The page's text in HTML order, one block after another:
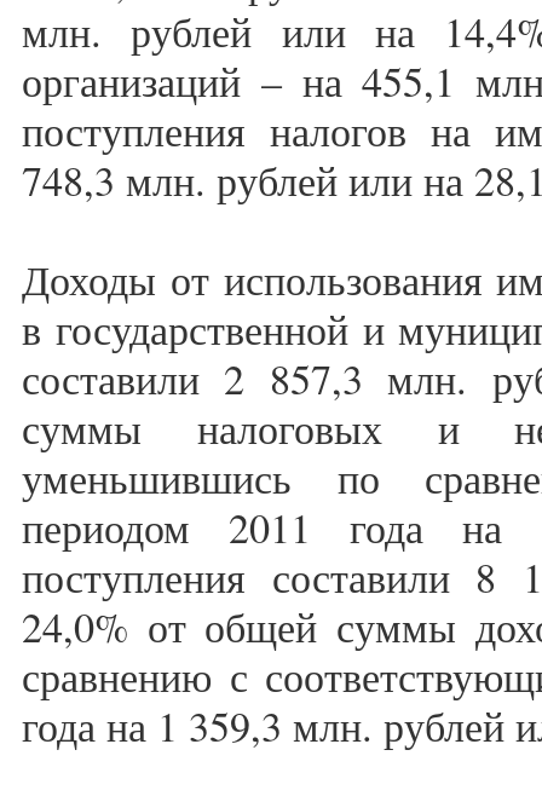
млн. рублей или на
организаций – на 455,1
поступления налогов на
748,3 млн. рублей или на
Доходы от использования
в государственной и
составили 2 857,3 млн.
суммы налоговых и
уменьшившись по
периодом 2011 года на
поступления составили
24,0% от общей суммы
сравнению с
года на 1 359,3 млн. рублей